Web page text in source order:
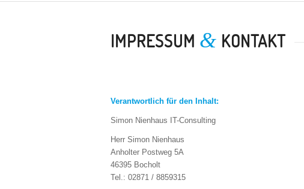
IMPRESSUM & KONTAKT
Verantwortlich für den Inhalt:
Simon Nienhaus IT-Consulting
Herr Simon Nienhaus
Anholter Postweg 5A
46395 Bocholt
Tel.: 02871 / 8859315